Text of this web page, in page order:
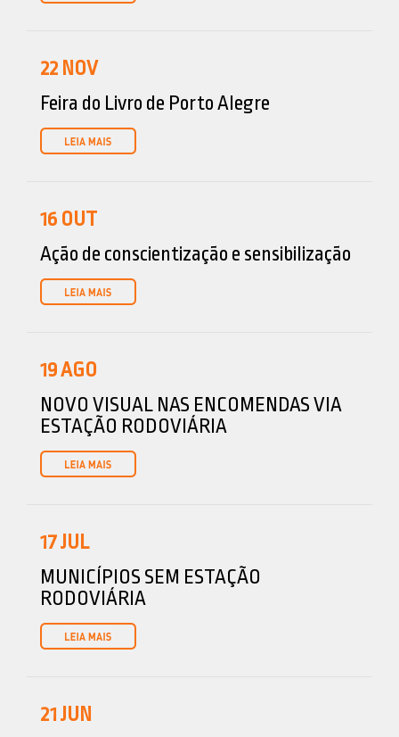
22 NOV
Feira do Livro de Porto Alegre
16 OUT
Ação de conscientização e sensibilização
19AGO
NOVO VISUAL NAS ENCOMENDAS VIA
ESTAÇÃO RODOVIÁRIA
17JUL
MUNICÍPIOS SEM ESTAÇÃO
RODOVIÁRIA
21JUN